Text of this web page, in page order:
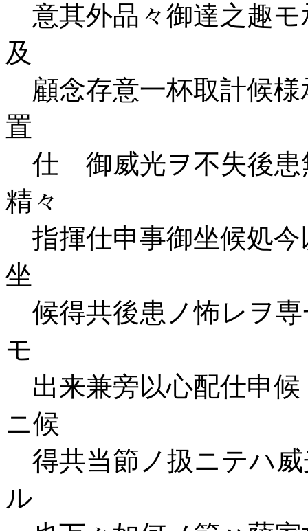
意其外品々御達之趣モ
及
顧念存意一杯取計候様
置
仕 御威光ヲ不失後患
精々
指揮仕申事御坐候処今
坐
候得共後患ノ怖レヲ専
モ
出来兼旁以心配仕申候
ニ候
得共当節ノ扱ニテハ威
ル